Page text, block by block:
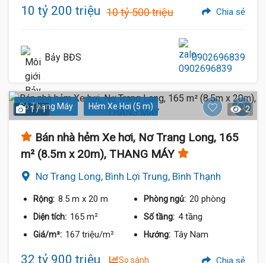
10 tỷ 200 triệu 10 tỷ 500 triệu Chia sẻ
Bảy BĐS 0902696839
Có Thang Máy Hẻm Xe Hơi (5 m)
1 / 1 2
Bán nhà hẻm Xe hơi, Nơ Trang Long, 165
m² (8.5m x 20m), THANG MÁY
Nơ Trang Long, Bình Lợi Trung, Bình Thạnh
Rộng: 8.5 m x 20 m Phòng ngủ: 20 phòng
Diện tích: 165 m² Số tầng: 4 tầng
Giá/m²: 167 triệu/m² Hướng: Tây Nam
32 tỷ 900 triệu So sánh Chia sẻ